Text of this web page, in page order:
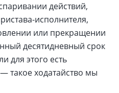
действий,
исполнителя,
или прекращении
десятидневный срок
для этого есть
такое ходатайство мы